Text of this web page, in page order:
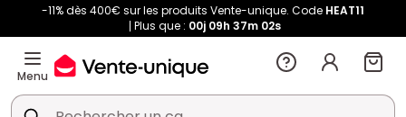
-11% dès 400€ sur les produits Vente-unique. Code HEAT11
Plus que : 00j 09h 37m 02s
Menu